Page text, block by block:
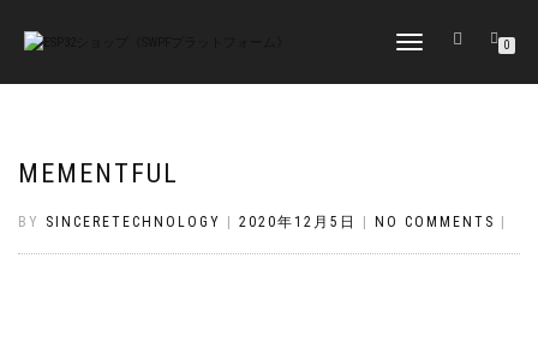
TOGGLE
0
MEMENTFUL
BY SINCERETECHNOLOGY 2020年12月5日 NO COMMENTS